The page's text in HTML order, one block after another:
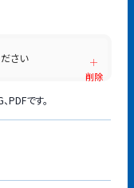
さい
削除
PDFです。